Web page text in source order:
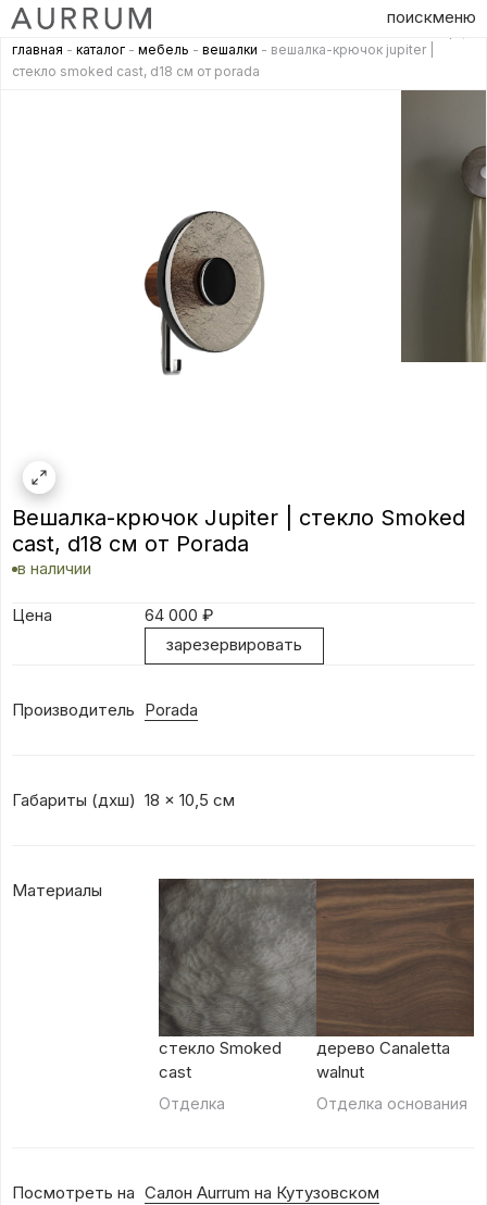
поискменю
главная - каталог - мебель - вешалки - вешалка-крючок jupiter |
стекло smoked cast, d18 см от porada
Вешалка-крючок Jupiter | стекло Smoked
cast, d18 см от Porada
в наличии
Цена 64 000 ₽
зарезервировать
Производитель Porada
Габариты (дхш) 18 x 10,5 см
Материалы
стекло Smoked
cast
Отделка
дерево Canaletta
walnut
Отделка основания
Посмотреть на Салон Aurrum на Кутузовском